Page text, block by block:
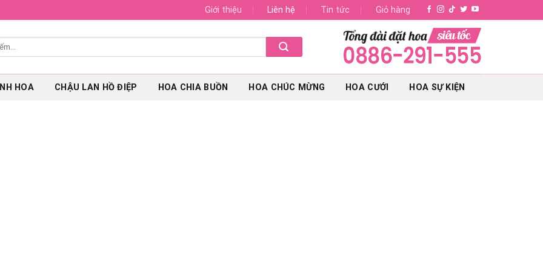
Giới thiệu Liên hệ Tin tức Giỏ hàng
HOA CHẬU LAN HỒ ĐIỆP HOA CHIA BUỒN HOA CHÚC MỪNG HOA CƯỚI HOA SỰ KIỆN